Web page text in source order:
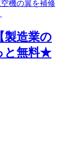
製造業の
と無料★